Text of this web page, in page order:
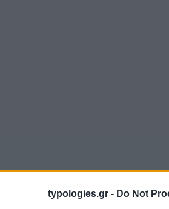
typologies.gr - Do Not